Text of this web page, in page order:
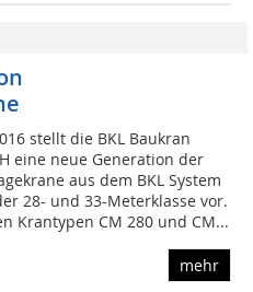
stellt die BKL Baukran
eine neue Generation der
aus dem BKL System
28- und 33-Meterklasse vor.
Krantypen CM 280 und CM...
mehr